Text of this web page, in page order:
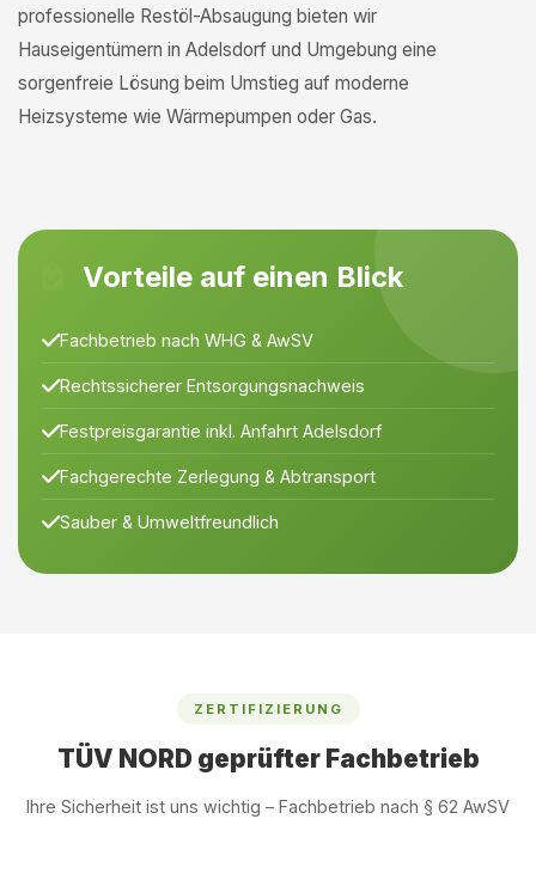
professionelle Restöl-Absaugung bieten wir
Hauseigentümern in Adelsdorf und Umgebung eine
sorgenfreie Lösung beim Umstieg auf moderne
Heizsysteme wie Wärmepumpen oder Gas.
Vorteile auf einen Blick
Fachbetrieb nach WHG & AwSV
Rechtssicherer Entsorgungsnachweis
Festpreisgarantie inkl. Anfahrt Adelsdorf
Fachgerechte Zerlegung & Abtransport
Sauber & Umweltfreundlich
ZERTIFIZIERUNG
TÜV NORD geprüfter Fachbetrieb
Ihre Sicherheit ist uns wichtig – Fachbetrieb nach § 62 AwSV